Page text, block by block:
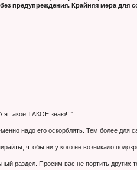
предупреждения. Крайняя мера для
я такое ТАКОЕ знаю!!!"
надо его оскорблять. Тем более
чтобы ни у кого не возникало
Просим вас не портить других